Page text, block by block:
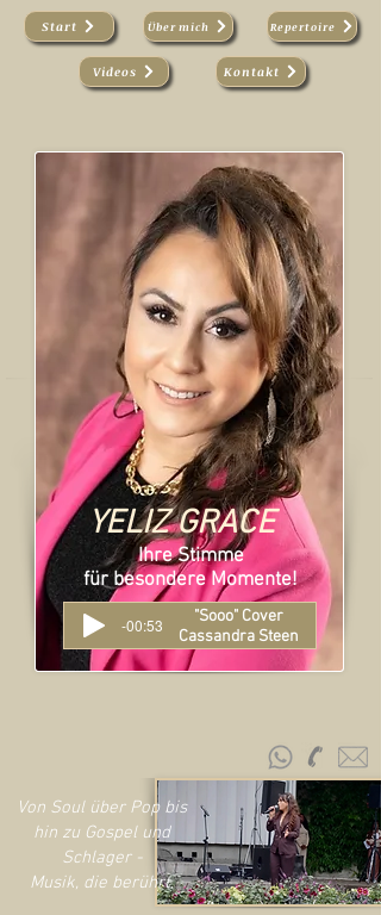
Start Über mich Repertoire
Videos Kontakt
YELIZ GRACE
Ihre Stimme
für besondere Momente!
-00:53
"Sooo" Cover
Cassandra Steen
Von Soul über Pop bis
hin zu Gospel und
Schlager -
Musik, die berührt.